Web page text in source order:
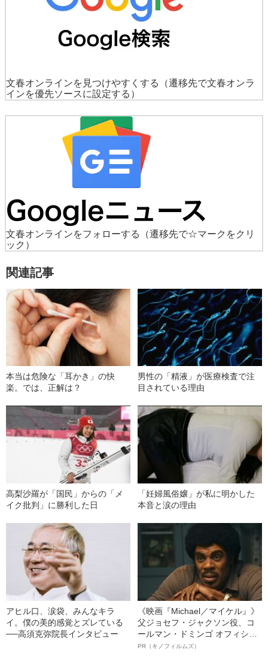
文春オンラインを見つけやすくする
（遷移先で文春オンラ
インを優先ソースに設定する）
文春オンラインをフォローする
（遷移先で☆マークをクリ
ック）
関連記事
本当は危険な「耳かき」の快
楽。では、正解は？
男性の「精液」が医療検査で注
目されている理由
高梨沙羅が「国民」からの「メ
イク批判」に勝利した日
「妊婦風俗嬢」が私に明かした
本音と涙の理由
アヒル口、涙袋、みんなキラ
イ。僕の美的感覚とズレている
──高須克弥院長インタビュー
《映画『Michael／マイケル』》
父ジョセフ・ジャクソン役、コ
ールマン・ドミンゴ オフィシャ
ルインタビュー“観客を魅了した
PR（キノフィルムズ）